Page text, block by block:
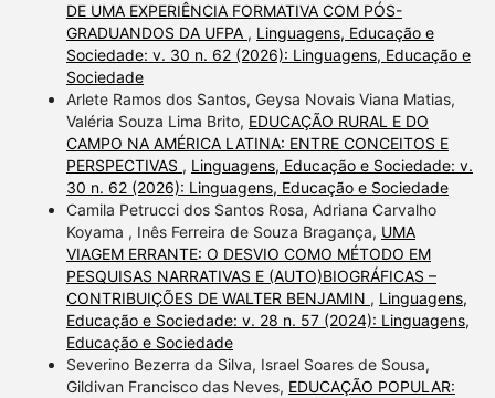
DE UMA EXPERIÊNCIA FORMATIVA COM PÓS-
GRADUANDOS DA UFPA , Linguagens, Educação e
Sociedade: v. 30 n. 62 (2026): Linguagens, Educação e
Sociedade
Arlete Ramos dos Santos, Geysa Novais Viana Matias,
Valéria Souza Lima Brito, EDUCAÇÃO RURAL E DO
CAMPO NA AMÉRICA LATINA: ENTRE CONCEITOS E
PERSPECTIVAS , Linguagens, Educação e Sociedade: v.
30 n. 62 (2026): Linguagens, Educação e Sociedade
Camila Petrucci dos Santos Rosa, Adriana Carvalho
Koyama , Inês Ferreira de Souza Bragança, UMA
VIAGEM ERRANTE: O DESVIO COMO MÉTODO EM
PESQUISAS NARRATIVAS E (AUTO)BIOGRÁFICAS –
CONTRIBUIÇÕES DE WALTER BENJAMIN , Linguagens,
Educação e Sociedade: v. 28 n. 57 (2024): Linguagens,
Educação e Sociedade
Severino Bezerra da Silva, Israel Soares de Sousa,
Gildivan Francisco das Neves, EDUCAÇÃO POPULAR: